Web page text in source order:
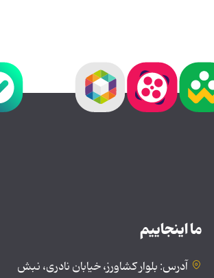
ما اینجاییم
آدرس: بلوار کشاورز، خیابان نادری، نبش